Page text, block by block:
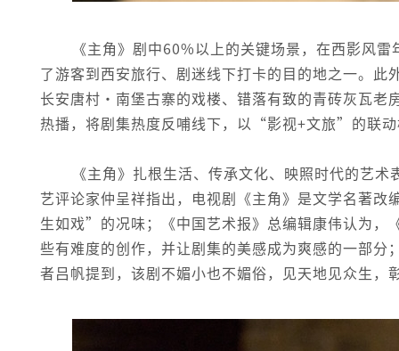
《主角》剧中60%以上的关键场景，在西影风
了游客到西安旅行、剧迷线下打卡的目的地之一。
长安唐村·南堡古寨的戏楼、错落有致的青砖灰瓦老
热播，将剧集热度反哺线下，以“影视+文旅”的联
《主角》扎根生活、传承文化、映照时代的艺
艺评论家仲呈祥指出，电视剧《主角》是文学名著
生如戏”的况味；《中国艺术报》总编辑康伟认为，
些有难度的创作，并让剧集的美感成为爽感的一部
者吕帆提到，该剧不媚小也不媚俗，见天地见众生，